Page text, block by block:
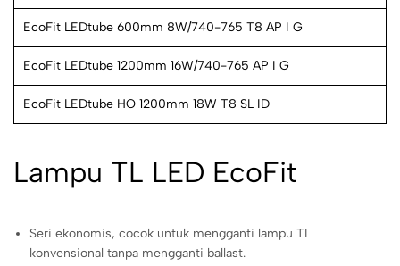
EcoFit LEDtube 600mm 8W/740-765 T8 AP I G
EcoFit LEDtube 1200mm 16W/740-765 AP I G
EcoFit LEDtube HO 1200mm 18W T8 SL ID
Lampu TL LED EcoFit
Seri ekonomis, cocok untuk mengganti lampu TL
konvensional tanpa mengganti ballast.